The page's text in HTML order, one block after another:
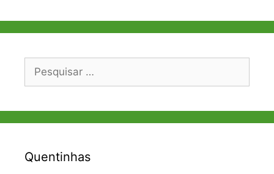
Pesquisar
Quentinhas